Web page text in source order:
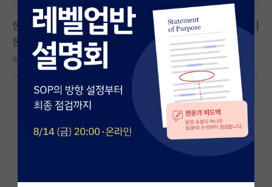
국내대학원 정보
연구실&오픈랩
커뮤니티
커뮤니티 홈
전체글보기
베스트 게시판
자유 게시판(아무개랩)
본문이 수정되지 않는 박제글입니다.
한국체육대학교 2026학년도 2학기 전임교원 초빙 공고 |
한국체육대학교
찌질한 존 케인즈